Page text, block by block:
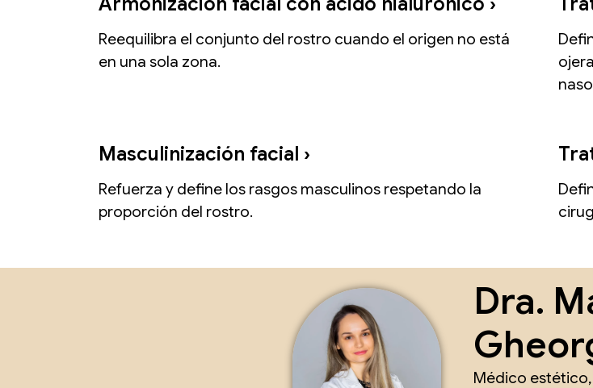
Reequilibra el conjunto del rostro cuando el origen no está
en una sola zona.​
Masculinización facial ›
Refuerza y define los rasgos masculinos respetando la
proporción del rostro.
Dra.
Médico